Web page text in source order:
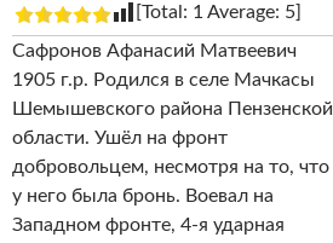
[Total: 1 Average: 5]
Сафронов Афанасий Матвеевич
1905 г.р. Родился в селе Мачкасы
Шемышевского района Пензенской
области. Ушёл на фронт
добровольцем, несмотря на то, что
у него была бронь. Воевал на
Западном фронте, 4-я ударная